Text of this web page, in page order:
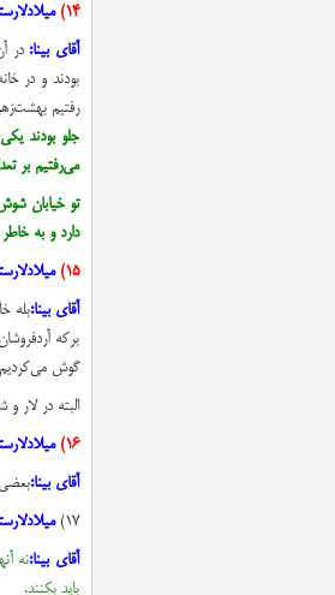
۱۴)
آقای بینا:‌
بودند و در
رفتيم
جلو بودند
مي‌رفتيم بر
تو خيابان
دارد و به
۱۵)
آقای بینا:‌بله
گوش
البته در لار
۱۶)
آقای بینا:‌
۱۷)
آقای بینا:‌نه
بايد بكنند.